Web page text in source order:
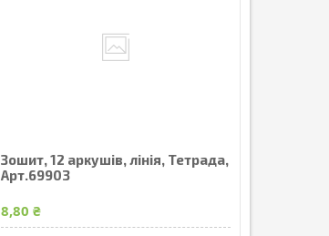
Зошит, 12 аркушів, лінія, Тетрада,
Арт.69903
8,80 ₴